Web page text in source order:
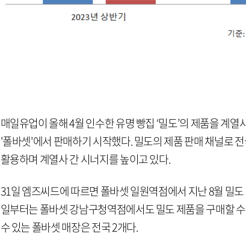
매일유업이 올해 4월 인수한 유명 빵집 ‘밀도’의 제품을 계
'폴바셋'에서 판매하기 시작했다. 밀도의 제품 판매 채널로
활용하며 계열사 간 시너지를 높이고 있다.
31일 엠즈씨드에 따르면 폴바셋 일원역점에서 지난 8월 밀
일부터는 폴바셋 강남구청역점에서도 밀도 제품을 구매할
수 있는 폴바셋 매장은 전국 2개다.